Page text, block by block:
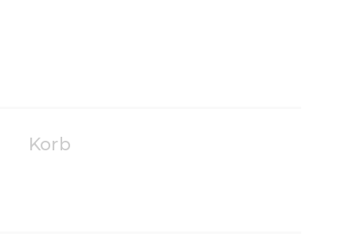
Korb